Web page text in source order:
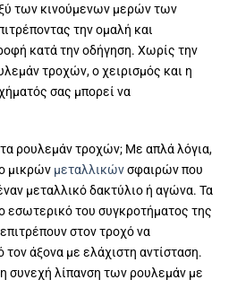
των κινούμενων μερών των
την ομαλή και
κατά την οδήγηση. Χωρίς την
τροχών, ο χειρισμός και η
σας μπορεί να
τα ρουλεμάν τροχών; Με απλά λόγια,
μικρών μεταλλικώνσφαιρών που
μεταλλικό δακτύλιο ή αγώνα. Τα
εσωτερικό του συγκροτήματος της
στον τροχό να
άξονα με ελάχιστη αντίσταση.
συνεχή λίπανση των ρουλεμάν με